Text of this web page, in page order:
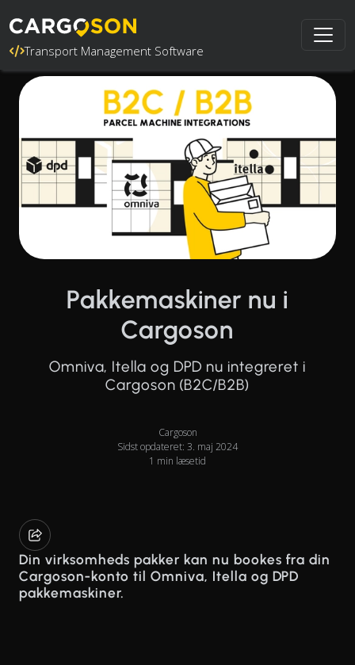
Transport Management Software
Pakkemaskiner nu i
Cargoson
Omniva, Itella og DPD nu integreret i
Cargoson (B2C/B2B)
Cargoson
Sidst opdateret: 3. maj 2024
1 min læsetid
Din virksomheds pakker kan nu bookes fra din
Cargoson-konto til Omniva, Itella og DPD
pakkemaskiner.